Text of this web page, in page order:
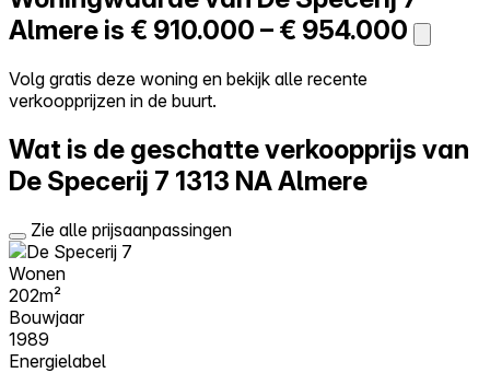
Alles-in-één
Reviews
Log in
Almere is € 910.000 – € 954.000
Volg gratis deze woning en bekijk alle recente
verkoopprijzen in de buurt.
Wat is de geschatte verkoopprijs van
De Specerij 7 1313 NA Almere
Zie alle prijsaanpassingen
Wonen
202m²
Bouwjaar
1989
Energielabel